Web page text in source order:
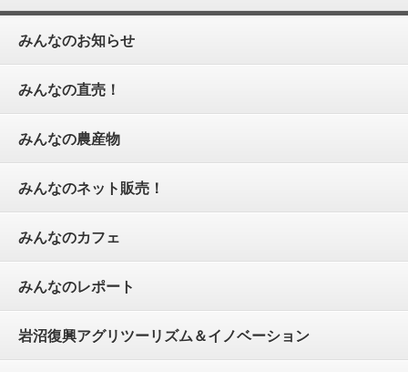
みんなのお知らせ
みんなの直売！
みんなの農産物
みんなのネット販売！
みんなのカフェ
みんなのレポート
岩沼復興アグリツーリズム＆イノベーション